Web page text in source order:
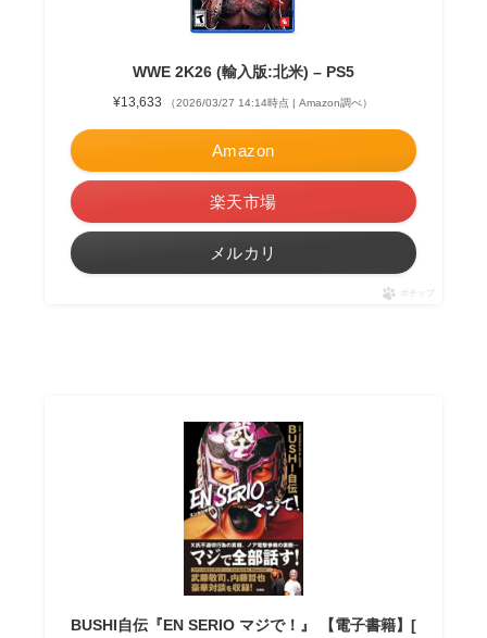
WWE 2K26 (輸入版:北米) – PS5
¥13,633 （2026/03/27 14:14時点 | Amazon調べ）
Amazon
楽天市場
メルカリ
ポチップ
BUSHI自伝『EN SERIO マジで！』 【電子書籍】[